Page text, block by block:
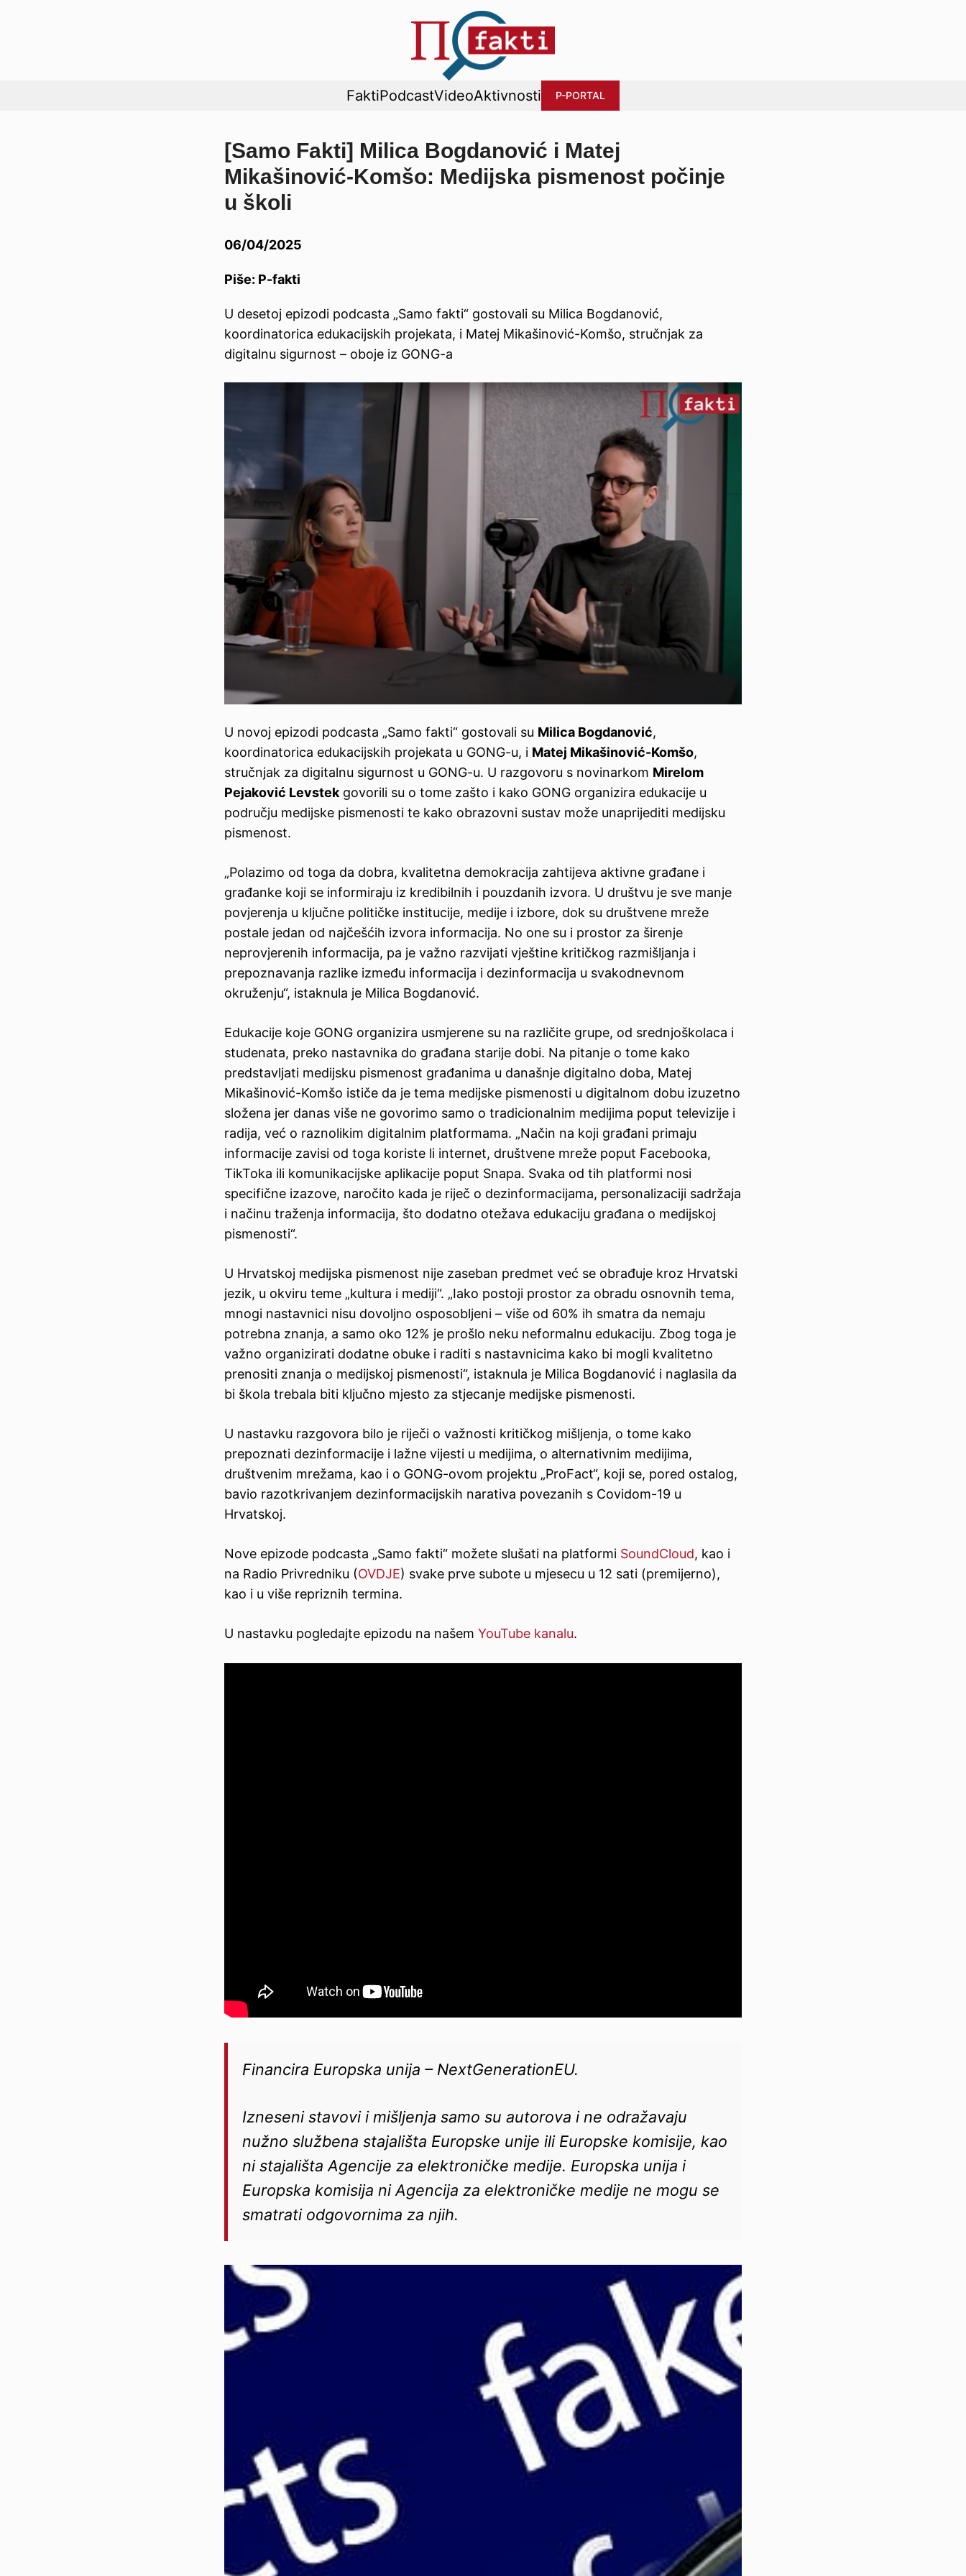
FaktiPodcastVideoAktivnosti P-PORTAL
[Samo Fakti] Milica Bogdanović i Matej
Mikašinović-Komšo: Medijska pismenost počinje
u školi
06/04/2025
Piše: P-fakti
U desetoj epizodi podcasta „Samo fakti“ gostovali su Milica Bogdanović,
koordinatorica edukacijskih projekata, i Matej Mikašinović-Komšo, stručnjak za
digitalnu sigurnost – oboje iz GONG-a
U novoj epizodi podcasta „Samo fakti“ gostovali su Milica Bogdanović,
koordinatorica edukacijskih projekata u GONG-u, i Matej Mikašinović-Komšo,
stručnjak za digitalnu sigurnost u GONG-u. U razgovoru s novinarkom Mirelom
Pejaković Levstek govorili su o tome zašto i kako GONG organizira edukacije u
području medijske pismenosti te kako obrazovni sustav može unaprijediti medijsku
pismenost.
„Polazimo od toga da dobra, kvalitetna demokracija zahtijeva aktivne građane i
građanke koji se informiraju iz kredibilnih i pouzdanih izvora. U društvu je sve manje
povjerenja u ključne političke institucije, medije i izbore, dok su društvene mreže
postale jedan od najčešćih izvora informacija. No one su i prostor za širenje
neprovjerenih informacija, pa je važno razvijati vještine kritičkog razmišljanja i
prepoznavanja razlike između informacija i dezinformacija u svakodnevnom
okruženju“, istaknula je Milica Bogdanović.
Edukacije koje GONG organizira usmjerene su na različite grupe, od srednjoškolaca i
studenata, preko nastavnika do građana starije dobi. Na pitanje o tome kako
predstavljati medijsku pismenost građanima u današnje digitalno doba, Matej
Mikašinović-Komšo ističe da je tema medijske pismenosti u digitalnom dobu izuzetno
složena jer danas više ne govorimo samo o tradicionalnim medijima poput televizije i
radija, već o raznolikim digitalnim platformama. „Način na koji građani primaju
informacije zavisi od toga koriste li internet, društvene mreže poput Facebooka,
TikToka ili komunikacijske aplikacije poput Snapa. Svaka od tih platformi nosi
specifične izazove, naročito kada je riječ o dezinformacijama, personalizaciji sadržaja
i načinu traženja informacija, što dodatno otežava edukaciju građana o medijskoj
pismenosti“.
U Hrvatskoj medijska pismenost nije zaseban predmet već se obrađuje kroz Hrvatski
jezik, u okviru teme „kultura i mediji“. „Iako postoji prostor za obradu osnovnih tema,
mnogi nastavnici nisu dovoljno osposobljeni – više od 60% ih smatra da nemaju
potrebna znanja, a samo oko 12% je prošlo neku neformalnu edukaciju. Zbog toga je
važno organizirati dodatne obuke i raditi s nastavnicima kako bi mogli kvalitetno
prenositi znanja o medijskoj pismenosti“, istaknula je Milica Bogdanović i naglasila da
bi škola trebala biti ključno mjesto za stjecanje medijske pismenosti.
U nastavku razgovora bilo je riječi o važnosti kritičkog mišljenja, o tome kako
prepoznati dezinformacije i lažne vijesti u medijima, o alternativnim medijima,
društvenim mrežama, kao i o GONG-ovom projektu „ProFact“, koji se, pored ostalog,
bavio razotkrivanjem dezinformacijskih narativa povezanih s Covidom-19 u
Hrvatskoj.
Nove epizode podcasta „Samo fakti“ možete slušati na platformi SoundCloud, kao i
na Radio Privredniku (OVDJE) svake prve subote u mjesecu u 12 sati (premijerno),
kao i u više repriznih termina.
U nastavku pogledajte epizodu na našem YouTube kanalu.
Financira Europska unija – NextGenerationEU.
Izneseni stavovi i mišljenja samo su autorova i ne odražavaju
nužno službena stajališta Europske unije ili Europske komisije, kao
ni stajališta Agencije za elektroničke medije. Europska unija i
Europska komisija ni Agencija za elektroničke medije ne mogu se
smatrati odgovornima za njih.